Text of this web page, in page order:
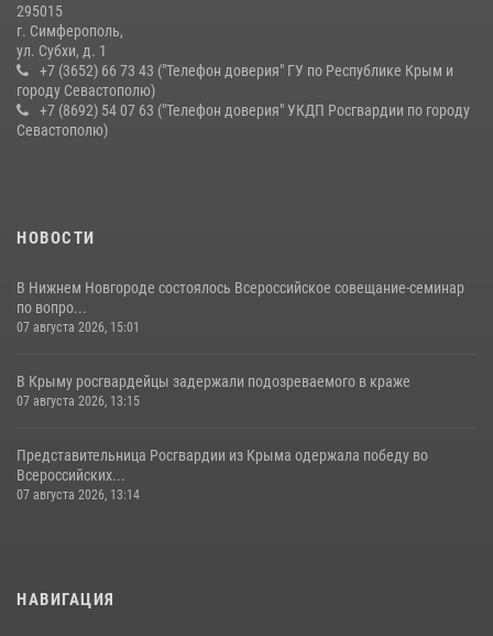
295015
г. Симферополь,
ул. Субхи, д. 1
+7 (3652) 66 73 43 ("Телефон доверия" ГУ по Республике Крым и
городу Севастополю)
+7 (8692) 54 07 63 ("Телефон доверия" УКДП Росгвардии по городу
Севастополю)
НОВОСТИ
В Нижнем Новгороде состоялось Всероссийское совещание-семинар
по вопро...
07 августа 2026, 15:01
В Крыму росгвардейцы задержали подозреваемого в краже
07 августа 2026, 13:15
Представительница Росгвардии из Крыма одержала победу во
Всероссийских...
07 августа 2026, 13:14
НАВИГАЦИЯ